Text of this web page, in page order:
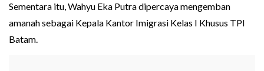
Sementara itu, Wahyu Eka Putra dipercaya mengemban
amanah sebagai Kepala Kantor Imigrasi Kelas I Khusus TPI
Batam.